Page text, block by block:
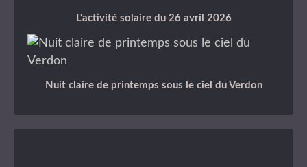
L'activité solaire du 26 avril 2026
Nuit claire de printemps sous le ciel du Verdon